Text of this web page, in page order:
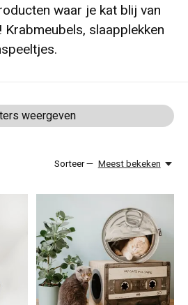
waar je kat blij van
slaapplekken
weergeven
Sorteer — Meest bekeken